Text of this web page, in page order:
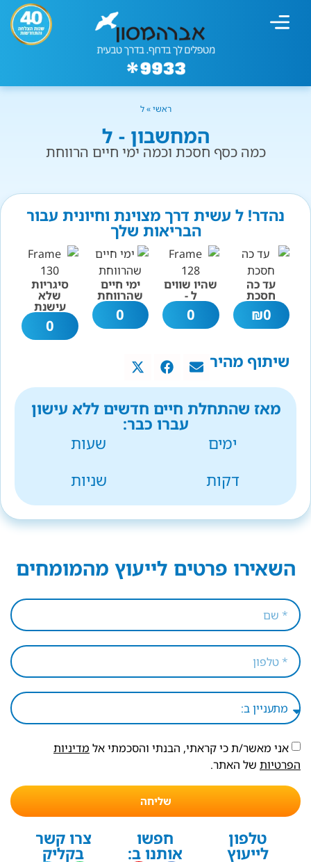
ראשי»ל
המחשבון - ל
כמה כסף חסכת וכמה ימי חיים הרווחת
נהדר! ל עשית דרך מצוינת וחיונית עבור
הבריאות שלך
עד כה
חסכת
0
₪
שהיו שווים
ל -
0
ימי חיים
שהרווחת
0
סיגריות
שלא
עישנת
0
שיתוף מהיר
מאז שהתחלת חיים חדשים ללא עישון
עברו כבר:
ימים
שעות
דקות
שניות
השאירו פרטים לייעוץ מהמומחים
אני מאשר/ת כי קראתי, הבנתי והסכמתי אל מדיניות
הפרטיות של האתר.
שליחה
טלפון
לייעוץ
חפשו
אותנו ב:
צרו קשר
בקליק